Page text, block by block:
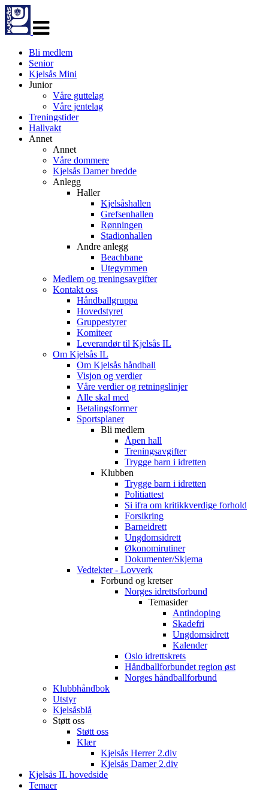
navigasjon
Bli medlem
Senior
Kjelsås Mini
Junior
Våre guttelag
Våre jentelag
Treningstider
Hallvakt
Annet
Annet
Våre dommere
Kjelsås Damer bredde
Anlegg
Haller
Kjelsåshallen
Grefsenhallen
Rønningen
Stadionhallen
Andre anlegg
Beachbane
Utegymmen
Medlem og treningsavgifter
Kontakt oss
Håndballgruppa
Hovedstyret
Gruppestyrer
Komiteer
Leverandør til Kjelsås IL
Om Kjelsås IL
Om Kjelsås håndball
Visjon og verdier
Våre verdier og retningslinjer
Alle skal med
Betalingsformer
Sportsplaner
Bli medlem
Åpen hall
Treningsavgifter
Trygge barn i idretten
Klubben
Trygge barn i idretten
Politiattest
Si ifra om kritikkverdige forhold
Forsikring
Barneidrett
Ungdomsidrett
Økonomirutiner
Dokumenter/Skjema
Vedtekter - Lovverk
Forbund og kretser
Norges idrettsforbund
Temasider
Antindoping
Skadefri
Ungdomsidrett
Kalender
Oslo idrettskrets
Håndballforbundet region øst
Norges håndballforbund
Klubbhåndbok
Utstyr
Kjelsåsblå
Støtt oss
Støtt oss
Klær
Kjelsås Herrer 2.div
Kjelsås Damer 2.div
Kjelsås IL hovedside
Temaer